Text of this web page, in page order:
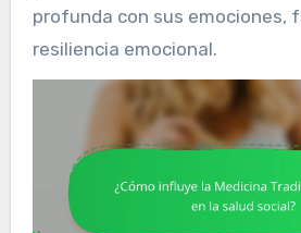
profunda con sus emociones,
resiliencia emocional.